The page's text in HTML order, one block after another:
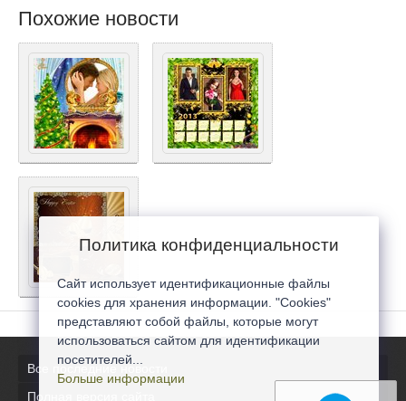
Похожие новости
Все последние новости
Полная версия сайта
Политика конфиденциальности
Сайт использует идентификационные файлы
cookies для хранения информации. "Cookies"
представляют собой файлы, которые могут
использоваться сайтом для идентификации
посетителей...
Больше информации